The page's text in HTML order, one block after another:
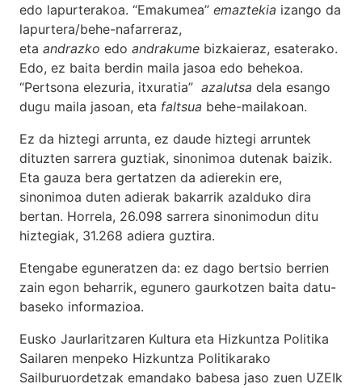
edo lapurterakoa. “Emakumea” emaztekia izango da
lapurtera/behe-nafarreraz,
eta andrazko edo andrakume bizkaieraz, esaterako.
Edo, ez baita berdin maila jasoa edo behekoa.
“Pertsona elezuria, itxuratia” azalutsa dela esango
dugu maila jasoan, eta faltsua behe-mailakoan.
Ez da hiztegi arrunta, ez daude hiztegi arruntek
dituzten sarrera guztiak, sinonimoa dutenak baizik.
Eta gauza bera gertatzen da adierekin ere,
sinonimoa duten adierak bakarrik azalduko dira
bertan. Horrela, 26.098 sarrera sinonimodun ditu
hiztegiak, 31.268 adiera guztira.
Etengabe eguneratzen da: ez dago bertsio berrien
zain egon beharrik, egunero gaurkotzen baita datu-
baseko informazioa.
Eusko Jaurlaritzaren Kultura eta Hizkuntza Politika
Sailaren menpeko Hizkuntza Politikarako
Sailburuordetzak emandako babesa jaso zuen UZEIk